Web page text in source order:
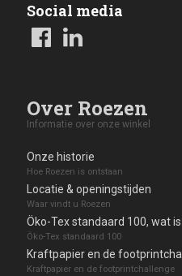
Social media
Over Roezen
Informatie over onze winkel
Onze historie
Hoe Roezen is ontstaan
Locatie & openingstijden
Waar vindt u Roezen
Öko-Tex standaard 100, wat
Öko-Tex standaard 100
Kraftpapier en de
Kraftpapier en de footprintchallenge